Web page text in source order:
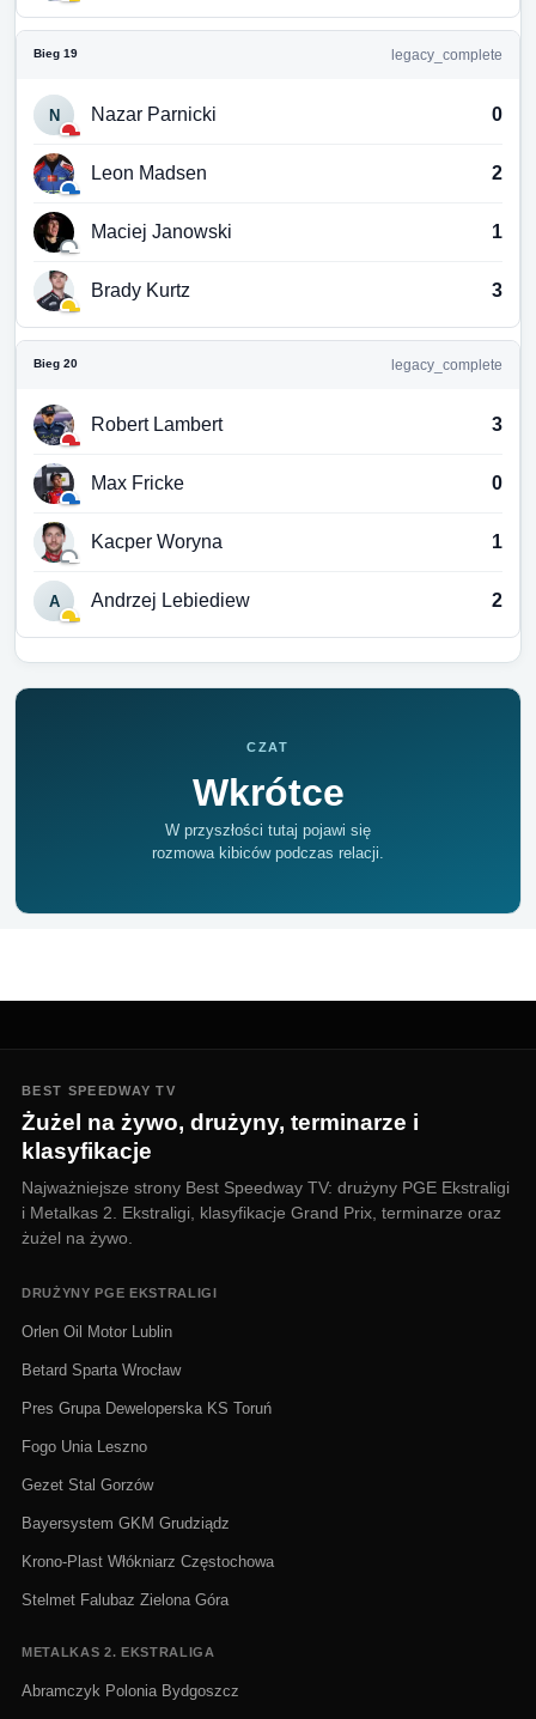
Bieg 19 legacy_complete
N Nazar Parnicki 0
Leon Madsen 2
Maciej Janowski 1
Brady Kurtz 3
Bieg 20 legacy_complete
Robert Lambert 3
Max Fricke 0
Kacper Woryna 1
A Andrzej Lebiediew 2
CZAT
Wkrótce
W przyszłości tutaj pojawi się
rozmowa kibiców podczas relacji.
BEST SPEEDWAY TV
Żużel na żywo, drużyny, terminarze i
klasyfikacje
Najważniejsze strony Best Speedway TV: drużyny PGE Ekstraligi
i Metalkas 2. Ekstraligi, klasyfikacje Grand Prix, terminarze oraz
żużel na żywo.
DRUŻYNY PGE EKSTRALIGI
Orlen Oil Motor Lublin
Betard Sparta Wrocław
Pres Grupa Deweloperska KS Toruń
Fogo Unia Leszno
Gezet Stal Gorzów
Bayersystem GKM Grudziądz
Krono-Plast Włókniarz Częstochowa
Stelmet Falubaz Zielona Góra
METALKAS 2. EKSTRALIGA
Abramczyk Polonia Bydgoszcz